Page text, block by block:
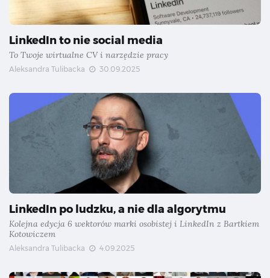
LinkedIn to nie social media
To Twoje wirtualne CV i narzędzie pracy
Aleksandra Tulibacka 30.09.2025
LinkedIn po ludzku, a nie dla algorytmu
Kolejna edycja 6 wektorów marki osobistej i LinkedIn z Bartkiem
Kotowiczem
Aleksandra Tulibacka 4.09.2025